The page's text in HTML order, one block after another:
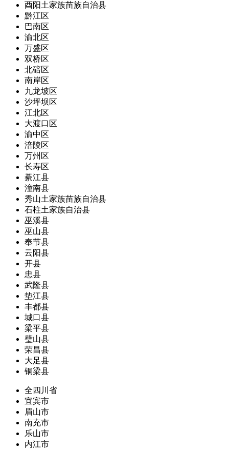
酉阳土家族苗族自治县
黔江区
巴南区
渝北区
万盛区
双桥区
北碚区
南岸区
九龙坡区
沙坪坝区
江北区
大渡口区
渝中区
涪陵区
万州区
长寿区
綦江县
潼南县
秀山土家族苗族自治县
石柱土家族自治县
巫溪县
巫山县
奉节县
云阳县
开县
忠县
武隆县
垫江县
丰都县
城口县
梁平县
璧山县
荣昌县
大足县
铜梁县
全四川省
宜宾市
眉山市
南充市
乐山市
内江市